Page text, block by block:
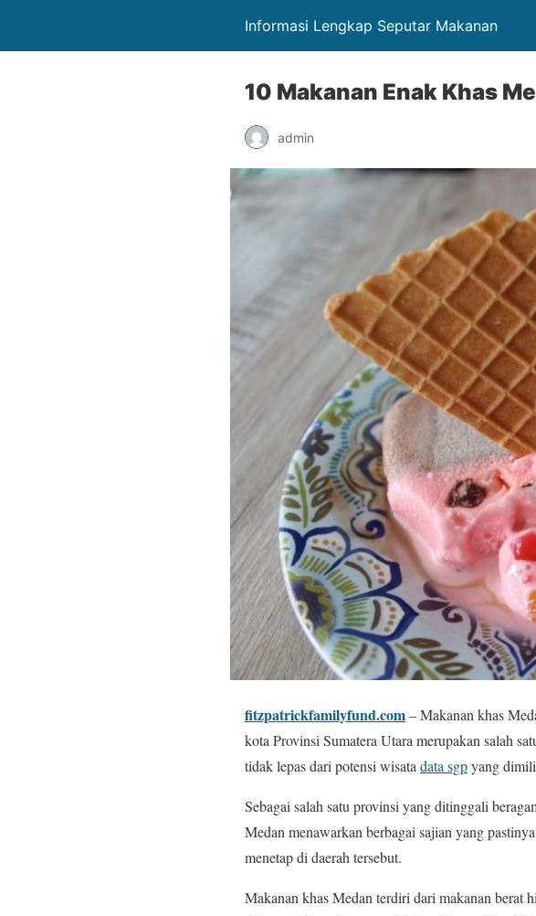
Informasi Lengkap Seputar Makanan
10 Makanan Enak Khas
admin
fitzpatrickfamilyfund.com– Makanan khas
kota Provinsi Sumatera Utara merupakan salah
tidak lepas dari potensi wisatadata sgpyang
Sebagai salah satu provinsi yang ditinggali
Medan menawarkan berbagai sajian yang
menetap di daerah tersebut.
Makanan khas Medan terdiri dari makanan berat